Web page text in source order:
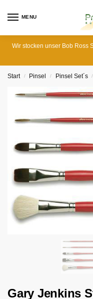
MENU
Wir stocken unser Bob Ross
Start / Pinsel / Pinsel Set´s /
Gary Jenkins